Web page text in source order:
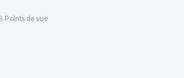
Points de vue